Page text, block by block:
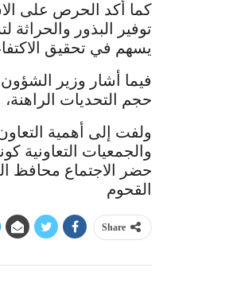
كما أكد الحرص على
توفير البذور
يسهم في تحقيق
فيما أشار وزير الشؤون
حجم التحديات
ولفت إلى أهمية
والجمعيات التعاونية
حضر الاجتماع محافظ
القحوم
Share